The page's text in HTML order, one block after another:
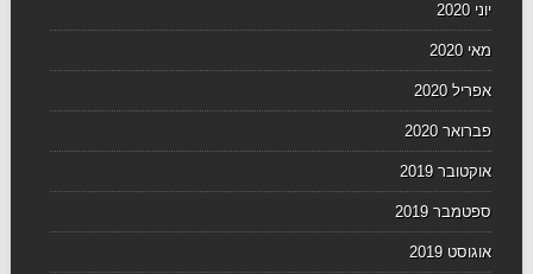
יוני 2020
מאי 2020
אפריל 2020
פברואר 2020
אוקטובר 2019
ספטמבר 2019
אוגוסט 2019